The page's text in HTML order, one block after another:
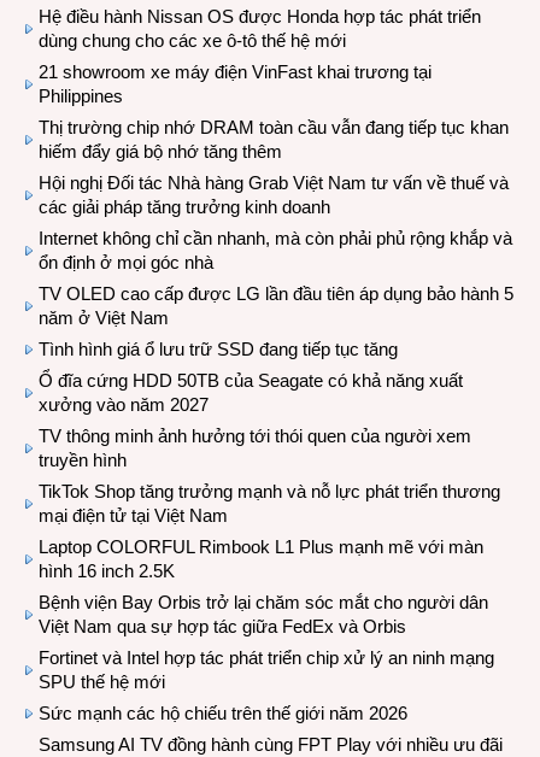
Hệ điều hành Nissan OS được Honda hợp tác phát triển
dùng chung cho các xe ô-tô thế hệ mới
21 showroom xe máy điện VinFast khai trương tại
Philippines
Thị trường chip nhớ DRAM toàn cầu vẫn đang tiếp tục khan
hiếm đẩy giá bộ nhớ tăng thêm
Hội nghị Đối tác Nhà hàng Grab Việt Nam tư vấn về thuế và
các giải pháp tăng trưởng kinh doanh
Internet không chỉ cần nhanh, mà còn phải phủ rộng khắp và
ổn định ở mọi góc nhà
TV OLED cao cấp được LG lần đầu tiên áp dụng bảo hành 5
năm ở Việt Nam
Tình hình giá ổ lưu trữ SSD đang tiếp tục tăng
Ổ đĩa cứng HDD 50TB của Seagate có khả năng xuất
xưởng vào năm 2027
TV thông minh ảnh hưởng tới thói quen của người xem
truyền hình
TikTok Shop tăng trưởng mạnh và nỗ lực phát triển thương
mại điện tử tại Việt Nam
Laptop COLORFUL Rimbook L1 Plus mạnh mẽ với màn
hình 16 inch 2.5K
Bệnh viện Bay Orbis trở lại chăm sóc mắt cho người dân
Việt Nam qua sự hợp tác giữa FedEx và Orbis
Fortinet và Intel hợp tác phát triển chip xử lý an ninh mạng
SPU thế hệ mới
Sức mạnh các hộ chiếu trên thế giới năm 2026
Samsung AI TV đồng hành cùng FPT Play với nhiều ưu đãi